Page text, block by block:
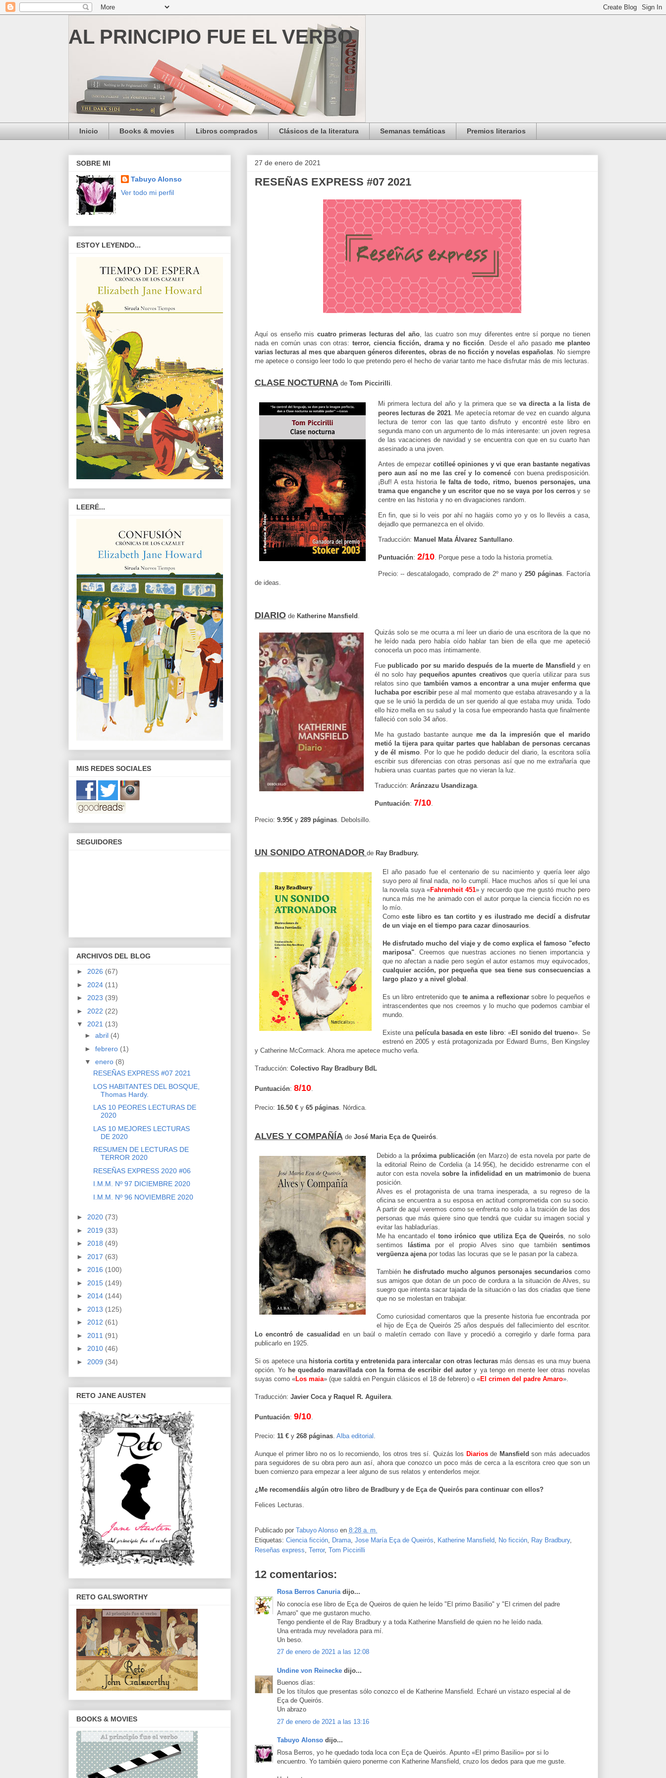
AL PRINCIPIO FUE EL VERBO
Inicio Books & movies Libros comprados Clásicos de la literatura Semanas temáticas Premios literarios
27 de enero de 2021
RESEÑAS EXPRESS #07 2021
Aquí os enseño mis cuatro primeras lecturas del año, las cuatro son muy diferentes entre sí porque no tienen
nada en común unas con otras:terror, ciencia ficción, drama y no ficción. Desde el año pasado me planteo
varias lecturas al mes que abarquen géneros diferentes, obras de no ficción y novelas españolas . No siempre
me apetece o consigo leer todo lo que pretendo pero el hecho de variar tanto me hace disfrutar más de mis lecturas.
CLASE NOCTURNA de Tom Piccirilli
Mi primera lectura del año y la primera que se va directa a la lista de
peores lecturas de 2021. Me apetecía retomar de vez en cuando alguna
lectura de terror con las que tanto disfruto y encontré este libro en
segunda mano con un argumento de lo más interesante: un joven regresa
de las vacaciones de navidad y se encuentra con que en su cuarto han
asesinado a una joven.
Antes de empezar cotilleé opiniones y vi que eran bastante negativas
pero aun así no me las creí y lo comencé con buena predisposición.
¡Buf! A esta historia
le falta de todo, ritmo, buenos personajes, una
trama que enganche y un escritor que no se vaya por los cerros y se
centre en las historia y no en divagaciones random.
En fin, que si lo veis por ahí no hagáis como yo y os lo llevéis a casa,
dejadlo que permanezca en el olvido.
Traducción: Manuel Mata Álvarez Santullano.
Puntuación: 2/10. Porque pese a todo la historia prometía.
Precio: -- descatalogado, comprado de 2º mano y250 páginas.
Factoría
de ideas
DIARIOde Katherine Mansfield
Quizás solo se me ocurra a mí leer un diario de una escritora de la que no
he leído nada pero había oído hablar tan bien de ella que me apeteció
conocerla un poco mas íntimamente.
Fuepublicado por su marido después de la muerte de Mansfield y en
él no solo hay pequeños apuntes creativosque quería utilizar para sus
relatos sino que también vamos a encontrar a una mujer enferma que
luchaba por escribirpese al mal momento que estaba atravesando y a la
que se le unió la perdida de un ser querido al que estaba muy unida. Todo
ello hizo mella en su salud y la cosa fue empeorando hasta que finalmente
falleció con solo 34 años.
Me ha gustado bastante aunque me da la impresión que el marido
metió la tijera para quitar partes que hablaban de personas cercanas
y de él mismo. Por lo que he podido deducir del diario, la escritora solía
escribir sus diferencias con otras personas así que no me extrañaría que
hubiera unas cuantas partes que no vieran la luz.
Traducción: Aránzazu Usandizaga.
Puntuación: 7/10.
Precio: 9.95€y 289 páginas. Debolsillo.
UN SONIDO ATRONADOR de Ray Bradbury.
El año pasado fue el centenario de su nacimiento y quería leer algo
suyo pero al final nada, no lo cumplí. Hace muchos años sí que leí una
la novela suya «Fahrenheit 451» y recuerdo que me gustó mucho pero
nunca más me he animado con el autor porque la ciencia ficción no es
lo mío.
Comoeste libro es tan cortito y es ilustrado me decidí a disfrutar
de un viaje en el tiempo para cazar dinosaurios.
He disfrutado mucho del viaje y de como explica el famoso "efecto
mariposa". Creemos que nuestras acciones no tienen importancia y
que no afectan a nadie pero según el autor estamos muy equivocados,
cualquier acción, por pequeña que sea tiene sus consecuencias a
largo plazo y a nivel global
Es un libro entretenido que te anima a reflexionarsobre lo pequeños e
intrascendentes que nos creemos y lo mucho que podemos cambiar el
mundo.
Existe una película basada en este libro: «El sonido del trueno». Se
estrenó en 2005 y está protagonizada por Edward Burns, Ben Kingsley
y Catherine McCormack. Ahora me apetece mucho verla.
Traducción: Colectivo Ray Bradbury BdL
Puntuación: 8/10.
Precio: 16.50 € y 65 páginas. Nórdica.
ALVES Y COMPAÑÍA de José Maria Eça de Queirós.
Debido a la próxima publicación(en Marzo) de esta novela por parte de
la editorial
Reino de Cordelia(a 14.95€), he decidido estrenarme con el
autor con esta novelasobre la infidelidad en un matrimoniode buena
posición.
Alves es el protagonista de una trama inesperada, a su regreso de la
oficina se encuentra a su esposa en actitud comprometida con su socio.
A partir de aquí veremos como se enfrenta no solo a la traición de las dos
personas que más quiere sino que tendrá que cuidar su imagen social y
evitar las habladurías.
Me ha encantado el tono irónico que utiliza Eça de Queirós , no solo
sentimos
lástimapor el propio Alves sino que también sentimos
vergüenza ajenapor todas las locuras que se le pasan por la cabeza.
También he disfrutado mucho algunos personajes secundarioscomo
sus amigos que dotan de un poco de cordura a la situación de Alves, su
suegro que intenta sacar tajada de la situación o las dos criadas que tiene
que no se molestan en trabajar.
Como curiosidad comentaros que la presente historia fue encontrada por
el hijo de Eça de Queirós 25 años después del fallecimiento del escritor.
Lo encontró de casualidad en un baúl o maletín cerrado con llave y procedió a corregirlo y darle forma para
publicarlo en 1925.
Si os apetece una historia cortita y entretenida para intercalar con otras lecturasmás densas es una muy buena
opción. Yo he quedado maravillada con la forma de escribir del autor y ya tengo en mente leer otras novelas
suyas como «Los maia» (que saldrá en Penguin clásicos el 18 de febrero) o «El crimen del padre Amaro».
Traducción: Javier Coca y Raquel R. Aguilera.
Puntuación: 9/10.
Precio: 11 €y 268 páginas. Alba editorial
Aunque el primer libro no os lo recomiendo, los otros tres sí. Quizás los Diariosde Mansfield son más adecuados
para seguidores de su obra pero aun así, ahora que conozco un poco más de cerca a la escritora creo que son un
buen comienzo para empezar a leer alguno de sus relatos y entenderlos mejor.
¿Me recomendáis algún otro libro de Bradbury y de Eça de Queirós para continuar con ellos?
Felices Lecturas.
Publicado por Tabuyo Alonso en 8:28 a. m.
Etiquetas: Ciencia ficción, Drama, Jose María Eça de Queirós, Katherine Mansfield, No ficción, Ray Bradbury,
Reseñas express, Terror, Tom Piccirilli
12 comentarios:
Rosa Berros Canuriadijo...
No conocía ese libro de Eça de Queiros de quien he leído "El primo Basilio" y "El crimen del padre
Amaro" que me gustaron mucho.
Tengo pendiente el de Ray Bradbury y a toda Katherine Mansfield de quien no he leído nada.
Una entrada muy reveladora para mí.
Un beso.
27 de enero de 2021 a las 12:08
Undine von Reineckedijo...
Buenos días:
De los títulos que presentas sólo conozco el de Katherine Mansfield. Echaré un vistazo especial al de
Eça de Queirós.
Un abrazo
27 de enero de 2021 a las 13:16
Tabuyo Alonsodijo...
Rosa Berros, yo he quedado toda loca con Eça de Queirós. Apunto «El primo Basilio» por si lo
encuentro. Yo también quiero ponerme con Katherine Mansfield, cruzo los dedos para que me guste.
SOBRE MI
Tabuyo Alonso
Ver todo mi perfil
ESTOY LEYENDO...
LEERÉ...
MIS REDES SOCIALES
SEGUIDORES
ARCHIVOS DEL BLOG
► 2026 (67)
► 2024 (11)
► 2023 (39)
► 2022 (22)
▼ 2021 (13)
►abril (4)
►febrero (1)
▼enero (8)
RESEÑAS EXPRESS #07 2021
LOS HABITANTES DEL BOSQUE,
Thomas Hardy.
LAS 10 PEORES LECTURAS DE
2020
LAS 10 MEJORES LECTURAS
DE 2020
RESUMEN DE LECTURAS DE
TERROR 2020
RESEÑAS EXPRESS 2020 #06
I.M.M. Nº 97 DICIEMBRE 2020
I.M.M. Nº 96 NOVIEMBRE 2020
► 2020 (73)
► 2019 (33)
► 2018 (49)
► 2017 (63)
► 2016 (100)
► 2015 (149)
► 2014 (144)
► 2013 (125)
► 2012 (61)
► 2011 (91)
► 2010 (46)
► 2009 (34)
RETO JANE AUSTEN
RETO GALSWORTHY
BOOKS & MOVIES